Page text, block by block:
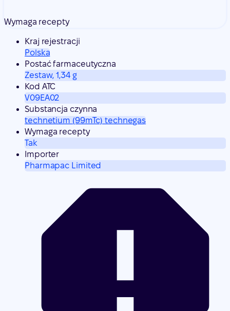
Wymaga recepty
Kraj rejestracji
Polska
Postać farmaceutyczna
Zestaw, 1,34 g
Kod ATC
V09EA02
Substancja czynna
technetium (99mTc) technegas
Wymaga recepty
Tak
Importer
Pharmapac Limited